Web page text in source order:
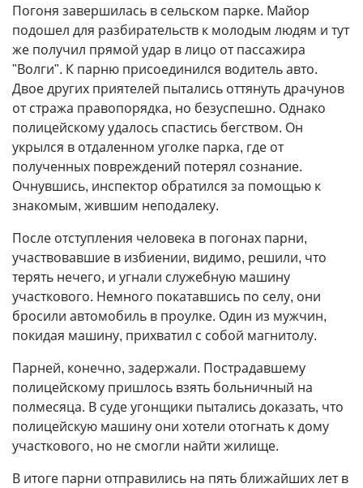
Погоня завершилась в сельском парке. Майор
подошел для разбирательств к молодым людям и тут
же получил прямой удар в лицо от пассажира
"Волги". К парню присоединился водитель авто.
Двое других приятелей пытались оттянуть драчунов
от стража правопорядка, но безуспешно. Однако
полицейскому удалось спастись бегством. Он
укрылся в отдаленном уголке парка, где от
полученных повреждений потерял сознание.
Очнувшись, инспектор обратился за помощью к
знакомым, жившим неподалеку.
После отступления человека в погонах парни,
участвовавшие в избиении, видимо, решили, что
терять нечего, и угнали служебную машину
участкового. Немного покатавшись по селу, они
бросили автомобиль в проулке. Один из мужчин,
покидая машину, прихватил с собой магнитолу.
Парней, конечно, задержали. Пострадавшему
полицейскому пришлось взять больничный на
полмесяца. В суде угонщики пытались доказать, что
полицейскую машину они хотели отогнать к дому
участкового, но не смогли найти жилище.
В итоге парни отправились на пять ближайших лет в